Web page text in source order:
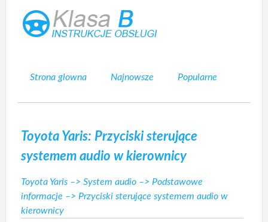
Strona glowna Najnowsze Popularne
Toyota Yaris: Przyciski sterujące
systemem audio w kierownicy
Toyota Yaris –> System audio –> Podstawowe
informacje –> Przyciski sterujące systemem audio w
kierownicy